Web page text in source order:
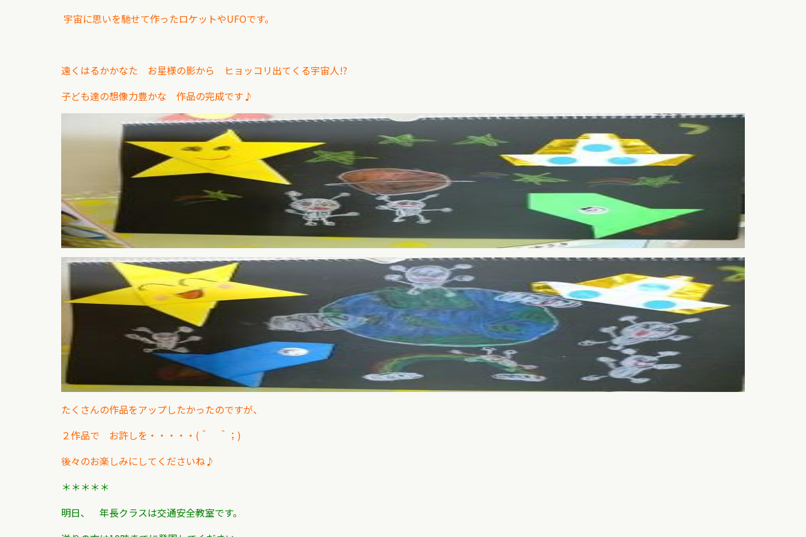
宇宙に思いを馳せて作ったロケットやUFOです。
遠くはるかかなた お星様の影から
ヒョッコリ出てくる宇宙人!?
子ども達の想像力豊かな 作品の完成です♪
たくさんの作品をアップしたかったのですが、
２作品で お許しを・・・・・(＾ ＾；)
後々のお楽しみにしてくださいね♪
＊＊＊＊＊
明日、 年長クラスは交通安全教室です。